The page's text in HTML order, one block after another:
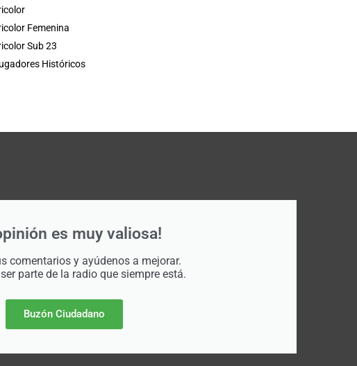
Femenina
Sub 23
Históricos
es muy valiosa!
comentarios y ayúdenos a mejorar.
parte de la radio que siempre está.
Buzón Ciudadano